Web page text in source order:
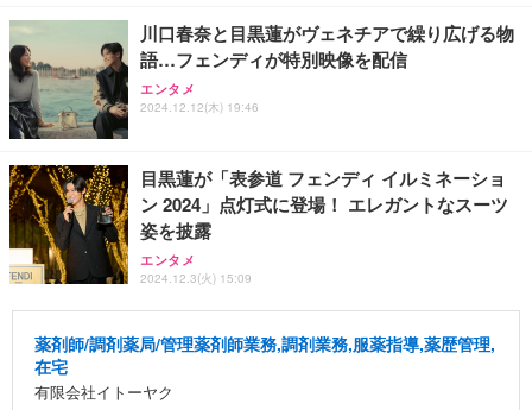
川口春奈と目黒蓮がヴェネチアで繰り広げる物
語…フェンディが特別映像を配信
エンタメ
2024.12.12(木) 19:46
目黒蓮が「表参道 フェンディ イルミネーショ
ン 2024」点灯式に登場！ エレガントなスーツ
姿を披露
エンタメ
2024.12.3(火) 15:09
薬剤師/調剤薬局/管理薬剤師業務,調剤業務,服薬指導,薬歴管理,
在宅
有限会社イトーヤク